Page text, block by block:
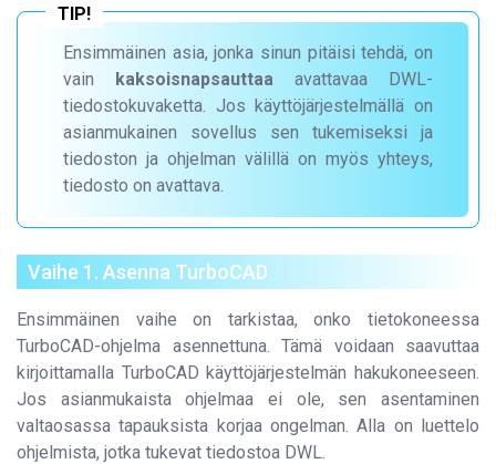
Ensimmäinen asia, jonka sinun pitäisi tehdä, on
vain kaksoisnapsauttaa avattavaa DWL-
tiedostokuvaketta. Jos käyttöjärjestelmällä on
asianmukainen sovellus sen tukemiseksi ja
tiedoston ja ohjelman välillä on myös yhteys,
tiedosto on avattava.
Vaihe 1. Asenna TurboCAD
Ensimmäinen vaihe on tarkistaa, onko tietokoneessa
TurboCAD-ohjelma asennettuna. Tämä voidaan saavuttaa
kirjoittamalla TurboCAD käyttöjärjestelmän hakukoneeseen.
Jos asianmukaista ohjelmaa ei ole, sen asentaminen
valtaosassa tapauksista korjaa ongelman. Alla on luettelo
ohjelmista, jotka tukevat tiedostoa DWL.